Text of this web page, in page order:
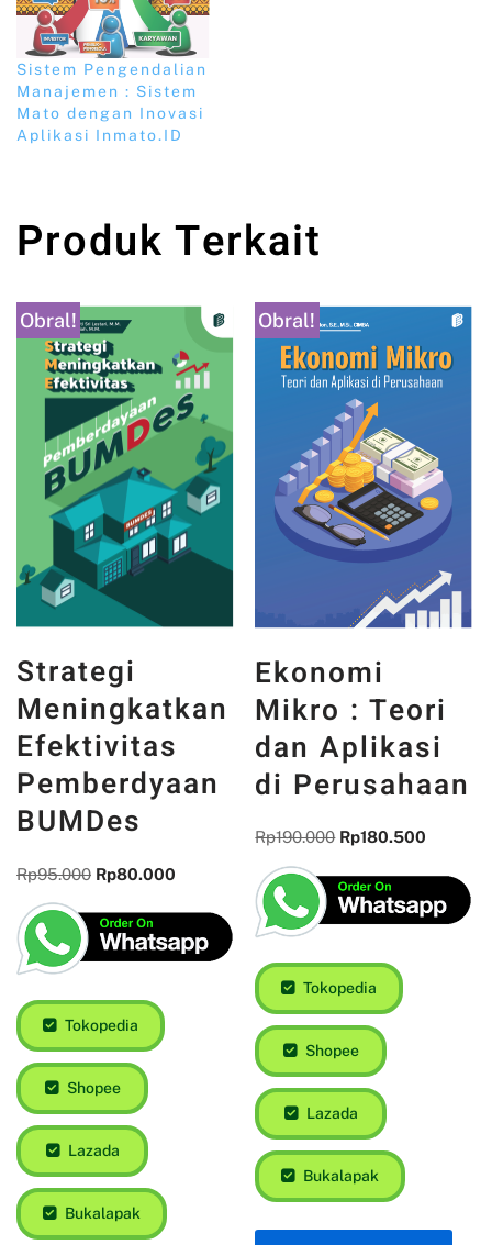
Sistem Pengendalian
Manajemen : Sistem
Mato dengan Inovasi
Aplikasi Inmato.ID
Produk Terkait
Obral!
Strategi
Meningkatkan
Efektivitas
Pemberdyaan
BUMDes
Rp95.000 Rp80.000
Tokopedia
Shopee
Lazada
Bukalapak
Obral!
Ekonomi
Mikro : Teori
dan Aplikasi
di Perusahaan
Rp190.000 Rp180.500
Tokopedia
Shopee
Lazada
Bukalapak